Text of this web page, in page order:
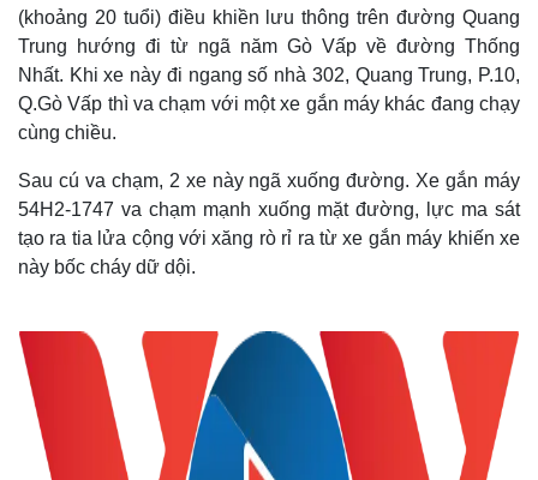
(khoảng 20 tuổi) điều khiền lưu thông trên đường Quang
Trung hướng đi từ ngã năm Gò Vấp về đường Thống
Nhất. Khi xe này đi ngang số nhà 302, Quang Trung, P.10,
Q.Gò Vấp thì va chạm với một xe gắn máy khác đang chạy
cùng chiều.
Sau cú va chạm, 2 xe này ngã xuống đường. Xe gắn máy
54H2-1747 va chạm mạnh xuống mặt đường, lực ma sát
tạo ra tia lửa cộng với xăng rò rỉ ra từ xe gắn máy khiến xe
này bốc cháy dữ dội.